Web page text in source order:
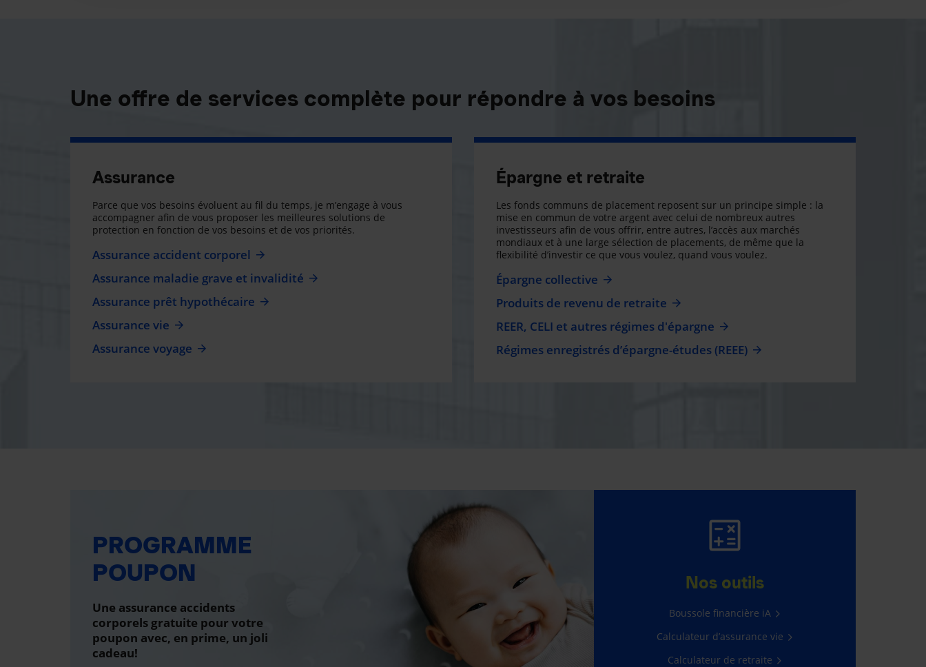
Une offre de services complète pour répondre à vos besoins
Assurance
Parce que vos besoins évoluent au fil du temps, je m’engage à vous
accompagner afin de vous proposer les meilleures solutions de
protection en fonction de vos besoins et de vos priorités.
Assurance accident corporel
Assurance maladie grave et invalidité
Assurance prêt hypothécaire
Assurance vie
Assurance voyage
Épargne et retraite
Les fonds communs de placement reposent sur un principe simple : la
mise en commun de votre argent avec celui de nombreux autres
investisseurs afin de vous offrir, entre autres, l’accès aux marchés
mondiaux et à une large sélection de placements, de même que la
flexibilité d’investir ce que vous voulez, quand vous voulez.
Épargne collective
Produits de revenu de retraite
REER, CELI et autres régimes d'épargne
Régimes enregistrés d’épargne-études (REEE)
PROGRAMME
POUPON
Une assurance accidents
corporels gratuite pour votre
poupon avec, en prime, un joli
cadeau!
PROGRAMME
BAMBIN
Une assurance maladie grave
gratuite pour votre bambin âgé
de 2 à 5 ans avec, en prime, un
joli cadeau!
Nos outils
Boussole financière iA
Calculateur d’assurance vie
Calculateur de retraite